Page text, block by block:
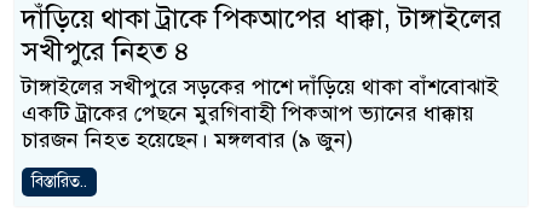
দাঁড়িয়ে থাকা ট্রাকে পিকআপের ধাক্কা, টাঙ্গাইলের
সখীপুরে নিহত ৪
টাঙ্গাইলের সখীপুরে সড়কের পাশে দাঁড়িয়ে থাকা বাঁশবোঝাই
একটি ট্রাকের পেছনে মুরগিবাহী পিকআপ ভ্যানের ধাক্কায়
চারজন নিহত হয়েছেন। মঙ্গলবার (৯ জুন)
বিস্তারিত..